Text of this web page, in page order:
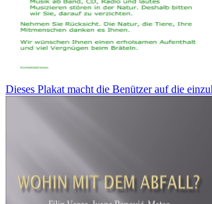
Dieses Plakat macht die Benützer auf die